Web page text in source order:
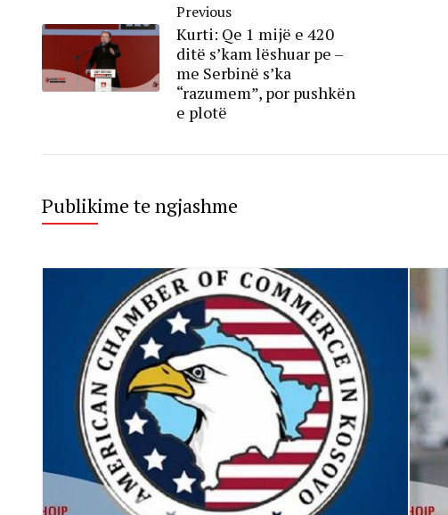
Previous
Kurti: Qe 1 mijë e 420
ditë s’kam lëshuar pe –
me Serbinë s’ka
“razumem”, por pushkën
e plotë
Publikime te ngjashme